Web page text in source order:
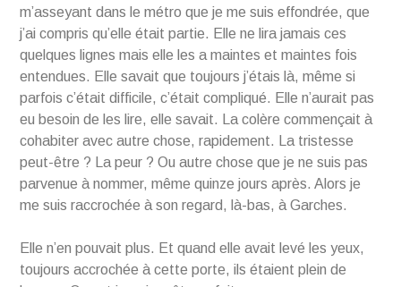
m’asseyant dans le métro que je me suis effondrée, que
j’ai compris qu’elle était partie. Elle ne lira jamais ces
quelques lignes mais elle les a maintes et maintes fois
entendues. Elle savait que toujours j’étais là, même si
parfois c’était difficile, c’était compliqué. Elle n’aurait pas
eu besoin de les lire, elle savait. La colère commençait à
cohabiter avec autre chose, rapidement. La tristesse
peut-être ? La peur ? Ou autre chose que je ne suis pas
parvenue à nommer, même quinze jours après. Alors je
me suis raccrochée à son regard, là-bas, à Garches.
Elle n’en pouvait plus. Et quand elle avait levé les yeux,
toujours accrochée à cette porte, ils étaient plein de